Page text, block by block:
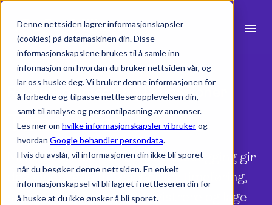
Denne nettsiden lagrer informasjonskapsler
(cookies) på datamaskinen din. Disse
informasjonskapslene brukes til å samle inn
informasjon om hvordan du bruker nettsiden vår, og
lar oss huske deg. Vi bruker denne informasjonen for
å forbedre og tilpasse nettleseropplevelsen din,
samt til analyse og persontilpasning av annonser.
Les mer om hvilke informasjonskapsler vi brukerog
hvordan Google behandler persondata.
Hvis du avslår, vil informasjonen din ikke bli sporet
når du besøker denne nettsiden. En enkelt
informasjonskapsel vil bli lagret i nettleseren din for
å huske at du ikke ønsker å bli sporet.
menu
Produkter
Bransjer
Ressurser expand_more
search
Ressursplanlegging | Funksjoner
Timelister
Milients system for ressursplanlegging gir
deg innebygde funksjoner for timeføring,
som lar deg planlegge, registrere og lage